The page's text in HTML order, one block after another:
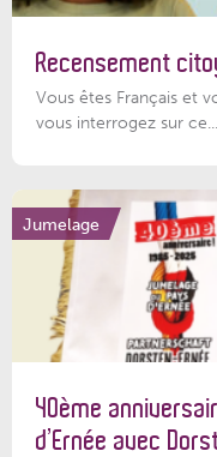
Recensement
Vous êtes Français et
vous interrogez sur ce...
Jumelage
40ème
d’Ernée avec